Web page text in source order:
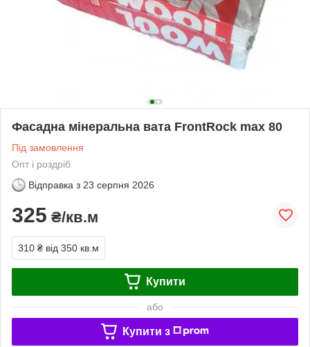
Фасадна мінеральна вата FrontRock max 80
Під замовлення
Опт і роздріб
Відправка з 23 серпня 2026
325 ₴/кв.м
310 ₴ від 350 кв.м
Купити
або
Купити з